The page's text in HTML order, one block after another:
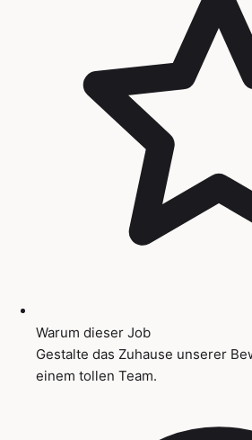
Warum dieser Job
Gestalte das Zuhause unserer
einem tollen Team.